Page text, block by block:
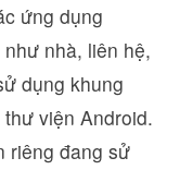
ứng dụng
nhà, liên hệ,
dụng khung
viện Android.
riêng đang sử